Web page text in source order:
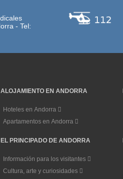
ALOJAMIENTO EN ANDORRA
Hoteles en Andorra
Apartamentos en Andorra
EL PRINCIPADO DE ANDORRA
Información para los visitantes
Cultura, arte y curiosidades